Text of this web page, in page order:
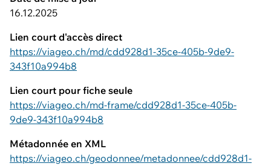
16.12.2025
Lien court d'accès direct
https://viageo.ch/md/cdd928d1-35ce-405b-9de9-
343f10a994b8
Lien court pour fiche seule
https://viageo.ch/md-frame/cdd928d1-35ce-405b-
9de9-343f10a994b8
Métadonnée en XML
https://viageo.ch/geodonnee/metadonnee/cdd928d1-